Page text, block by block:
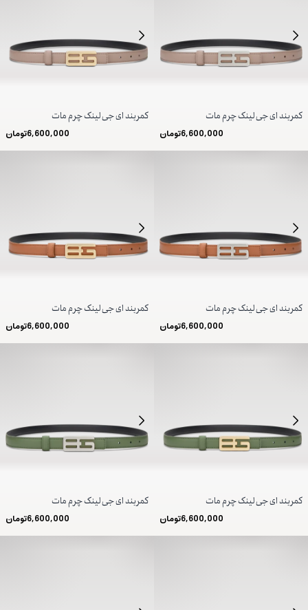
کمربند ای جی لینک چرم مات
6,600,000تومان
کمربند ای جی لینک چرم مات
6,600,000تومان
کمربند ای جی لینک چرم مات
6,600,000تومان
کمربند ای جی لینک چرم مات
6,600,000تومان
کمربند ای جی لینک چرم مات
6,600,000تومان
کمربند ای جی لینک چرم مات
6,600,000تومان